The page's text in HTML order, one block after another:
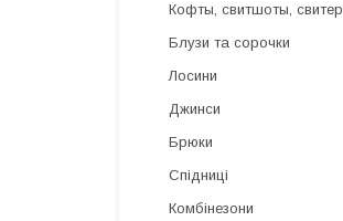
Кофты, свитшоты,
Блузи та сорочки
Лосини
Джинси
Брюки
Спідниці
Комбінезони